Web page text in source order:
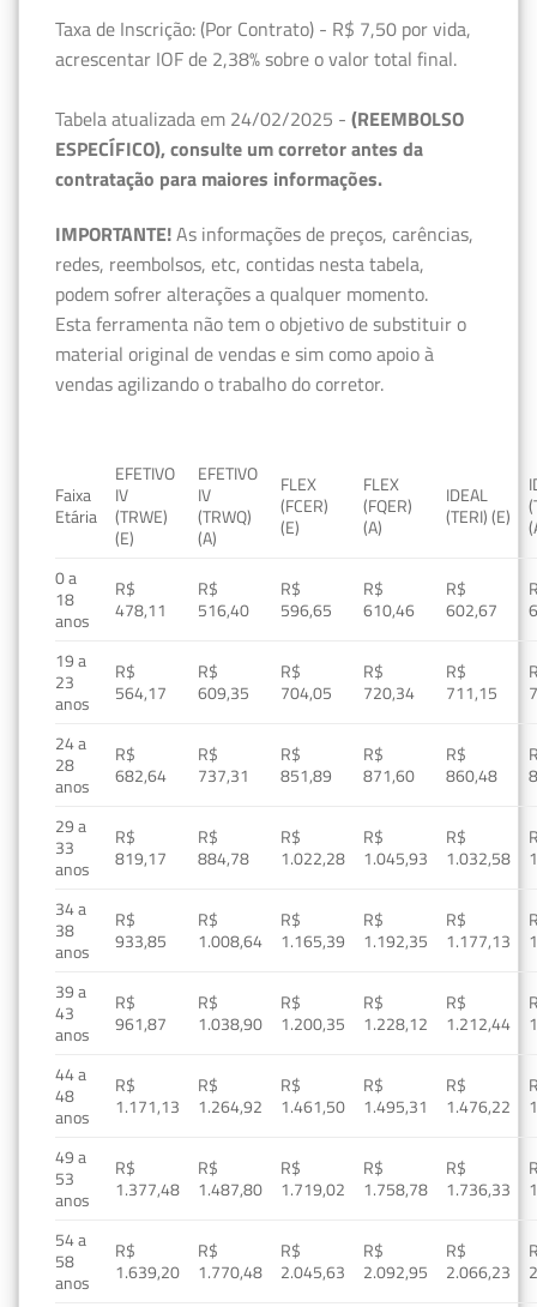
Taxa de Inscrição: (Por Contrato) - R$ 7,50 por vida,
acrescentar IOF de 2,38% sobre o valor total final.
Tabela atualizada em 24/02/2025 - (REEMBOLSO
ESPECÍFICO), consulte um corretor antes da
contratação para maiores informações.
IMPORTANTE!As informações de preços, carências,
redes, reembolsos, etc, contidas nesta tabela,
podem sofrer alterações a qualquer momento.
Esta ferramenta não tem o objetivo de substituir o
material original de vendas e sim como apoio à
vendas agilizando o trabalho do corretor.
Faixa
Etária
EFETIVO
IV
(TRWE)
(E)
EFETIVO
IV
(TRWQ)
(A)
FLEX
(FCER)
(E)
FLEX
(FQER)
(A)
IDEAL
(TERI) (E)
0 a
18
anos
R$
478,11
R$
516,40
R$
596,65
R$
610,46
R$
602,67
19 a
23
anos
R$
564,17
R$
609,35
R$
704,05
R$
720,34
R$
711,15
24 a
28
anos
R$
682,64
R$
737,31
R$
851,89
R$
871,60
R$
860,48
29 a
33
anos
R$
819,17
R$
884,78
R$
1.022,28
R$
1.045,93
R$
1.032,58
34 a
38
anos
R$
933,85
R$
1.008,64
R$
1.165,39
R$
1.192,35
R$
1.177,13
39 a
43
anos
R$
961,87
R$
1.038,90
R$
1.200,35
R$
1.228,12
R$
1.212,44
44 a
48
anos
R$
1.171,13
R$
1.264,92
R$
1.461,50
R$
1.495,31
R$
1.476,22
49 a
53
anos
R$
1.377,48
R$
1.487,80
R$
1.719,02
R$
1.758,78
R$
1.736,33
54 a
58
anos
R$
1.639,20
R$
1.770,48
R$
2.045,63
R$
2.092,95
R$
2.066,23